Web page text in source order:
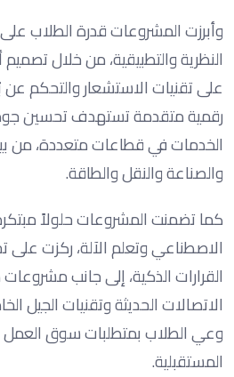
وأبرزت المشروعات قدرة الطلاب
النظرية والتطبيقية، من خلال
على تقنيات الاستشعار والتحكم عن
رقمية متقدمة تستهدف تحسين
الخدمات في قطاعات متعددة، من
والصناعة والنقل والطاقة.
كما تضمنت المشروعات حلولاً
الاصطناعي وتعلم الآلة، ركزت على
القرارات الذكية، إلى جانب
الاتصالات الحديثة وتقنيات الجيل
وعي الطلاب بمتطلبات سوق العمل
المستقبلية.